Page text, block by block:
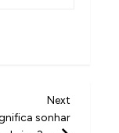
Next
Post
Next
sonhar